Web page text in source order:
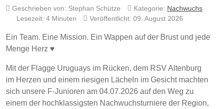
Geschrieben von: Stephan Schütze Kategorie: Nachwuchs
Lesezeit: 4 Minuten
Veröffentlicht: 09. August 2026
Ein Team. Eine Mission. Ein Wappen auf der Brust und jede
Menge Herz ♥️
Mit der Flagge Uruguays im Rücken, dem RSV Altenburg
im Herzen und einem riesigen Lächeln im Gesicht machten
sich unsere F-Junioren am 04.07.2026 auf den Weg zu
einem der hochklassigsten Nachwuchsturniere der Region,